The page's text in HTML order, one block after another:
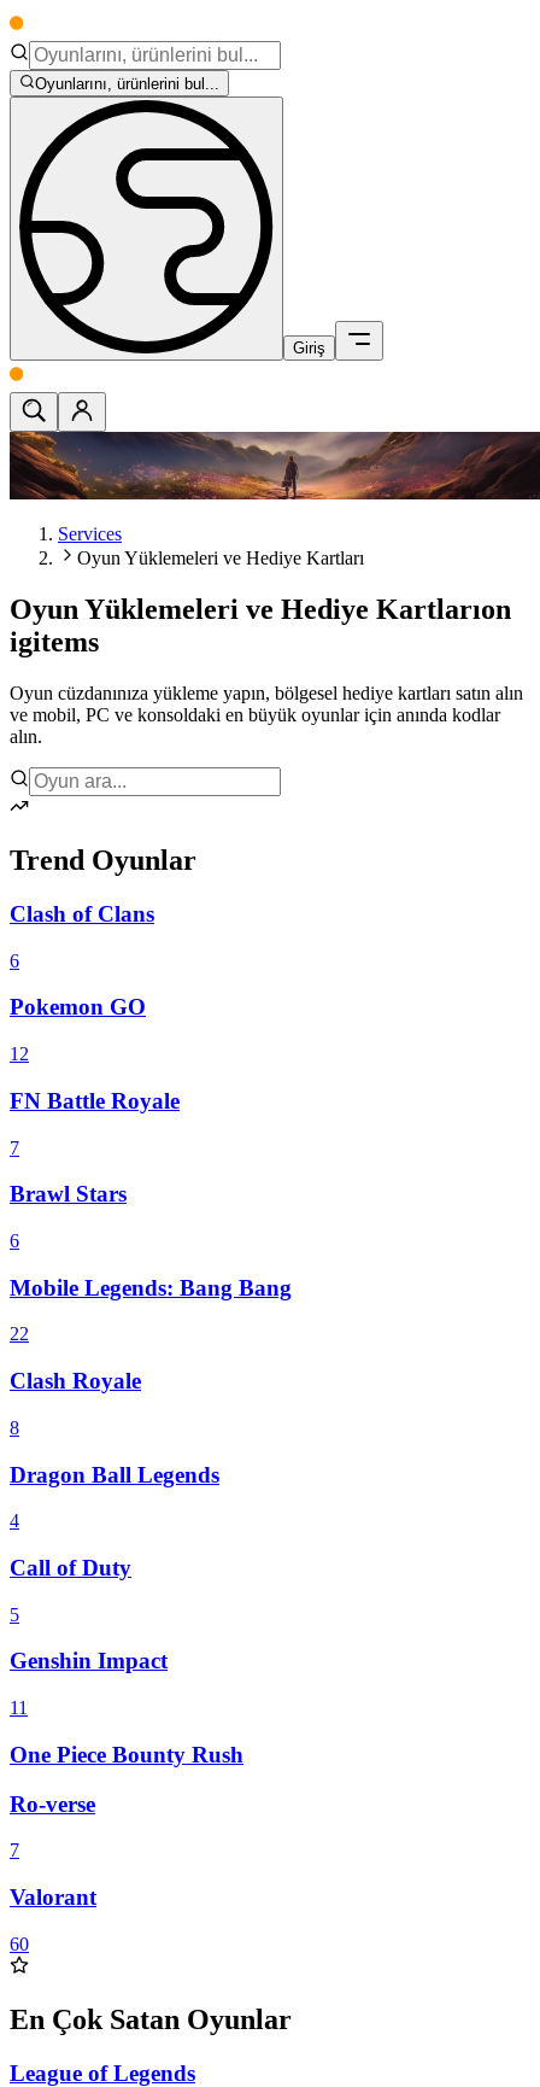
Oyunlarını, ürünlerini bul...
Giriş
Services
Oyun Yüklemeleri ve Hediye Kartları
Oyun Yüklemeleri ve Hediye Kartlarıon
igitems
Oyun cüzdanınıza yükleme yapın, bölgesel hediye kartları satın alın
ve mobil, PC ve konsoldaki en büyük oyunlar için anında kodlar
alın.
Trend Oyunlar
Clash of Clans
6
Pokemon GO
12
FN Battle Royale
7
Brawl Stars
6
Mobile Legends: Bang Bang
22
Clash Royale
8
Dragon Ball Legends
4
Call of Duty
5
Genshin Impact
11
One Piece Bounty Rush
Ro-verse
7
Valorant
60
En Çok Satan Oyunlar
League of Legends